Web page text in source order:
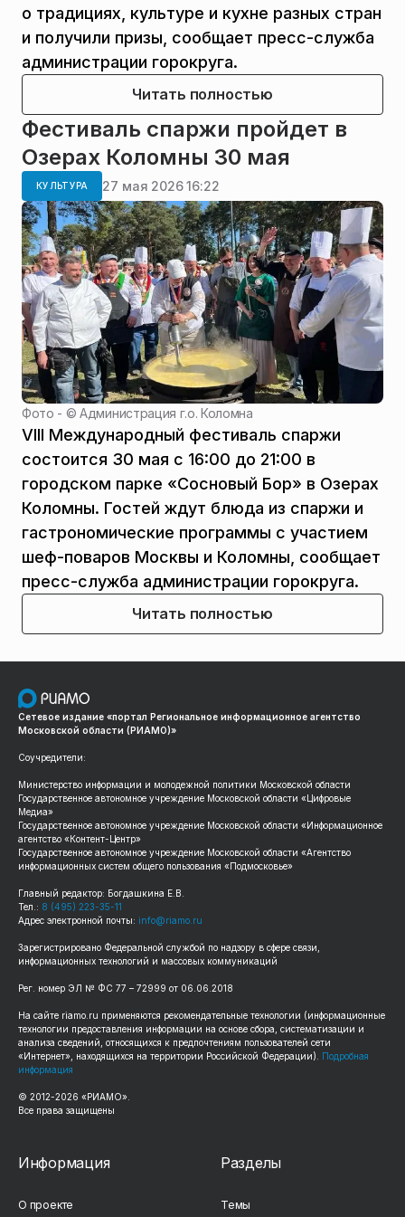
о традициях, культуре и кухне разных стран
и получили призы, сообщает пресс-служба
администрации горокруга.
Читать полностью
Фестиваль спаржи пройдет в
Озерах Коломны 30 мая
КУЛЬТУРА 27 мая 2026 16:22
Фото - ©Администрация г.о. Коломна
VIII Международный фестиваль спаржи
состоится 30 мая с 16:00 до 21:00 в
городском парке «Сосновый Бор» в Озерах
Коломны. Гостей ждут блюда из спаржи и
гастрономические программы с участием
шеф-поваров Москвы и Коломны, сообщает
пресс-служба администрации горокруга.
Читать полностью
Сетевое издание «портал Региональное информационное агентство
Московской области (РИАМО)»
Соучредители:
Министерство информации и молодежной политики Московской области
Государственное автономное учреждение Московской области «Цифровые
Медиа»
Государственное автономное учреждение Московской области «Информационное
агентство «Контент-Центр»
Государственное автономное учреждение Московской области «Агентство
информационных систем общего пользования «Подмосковье»
Главный редактор: Богдашкина Е.В.
Тел.: 8 (495) 223-35-11
Адрес электронной почты: info@riamo.ru
Зарегистрировано Федеральной службой по надзору в сфере связи,
информационных технологий и массовых коммуникаций
Рег. номер ЭЛ № ФС 77 – 72999 от 06.06.2018
На сайте riamo.ru применяются рекомендательные технологии (информационные
технологии предоставления информации на основе сбора, систематизации и
анализа сведений, относящихся к предпочтениям пользователей сети
«Интернет», находящихся на территории Российской Федерации). Подробная
информация
© 2012-2026 «РИАМО».
Все права защищены
Информация
О проекте
Разделы
Темы